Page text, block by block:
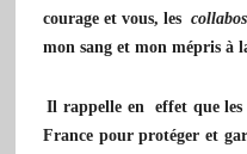
courage et vous, les collabos
mon sang et mon mépris à
Il rappelle en effet que les
France pour protéger et